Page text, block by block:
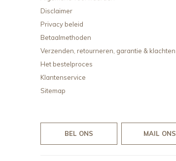
Disclaimer
Privacy beleid
Betaalmethoden
Verzenden, retourneren, garantie & klachten
Het bestelproces
Klantenservice
Sitemap
BEL ONS MAIL ONS